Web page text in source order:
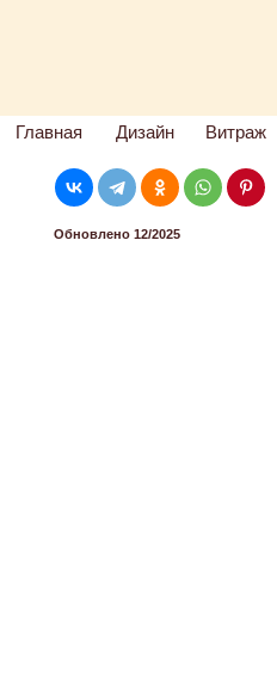
Главная Дизайн Витраж
Обновлено 12/2025